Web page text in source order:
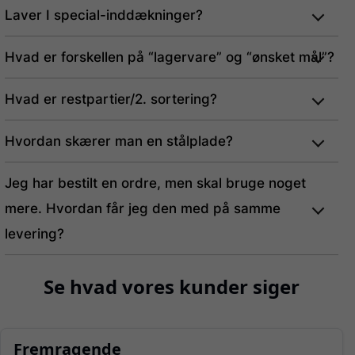
Laver I special-inddækninger?
Hvad er forskellen på “lagervare” og “ønsket mål”?
Hvad er restpartier/2. sortering?
Hvordan skærer man en stålplade?
Jeg har bestilt en ordre, men skal bruge noget
mere. Hvordan får jeg den med på samme
levering?